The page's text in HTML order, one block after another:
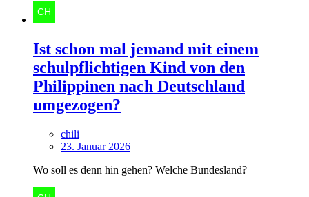
Ist schon mal jemand mit einem
schulpflichtigen Kind von den
Philippinen nach Deutschland
umgezogen?
chili
23. Januar 2026
Wo soll es denn hin gehen? Welche Bundesland?